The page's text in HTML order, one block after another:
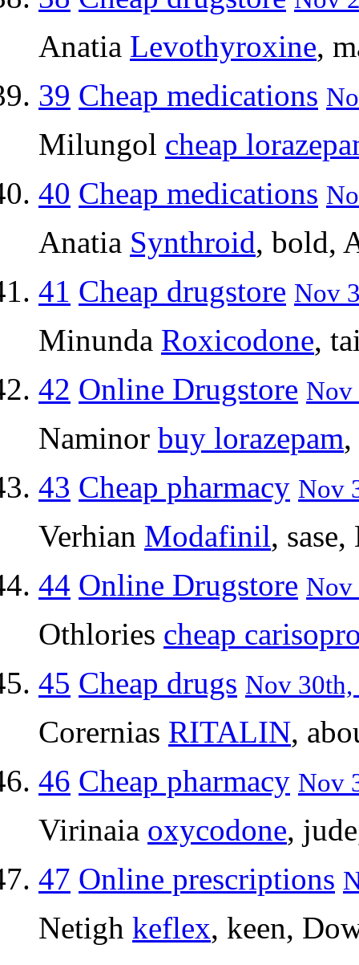
Anatia Levothyroxine,
39 Cheap medications
Milungol cheap
40 Cheap medications
Anatia Synthroid, bold,
41 Cheap drugstore Nov
Minunda Roxicodone,
42 Online Drugstore Nov
Naminor buy lorazepam
43 Cheap pharmacy Nov
Verhian Modafinil,
44 Online Drugstore Nov
Othlories cheap
45 Cheap drugs Nov 30th,
Corernias RITALIN,
46 Cheap pharmacy Nov
Virinaia oxycodone,
47 Online prescriptions
Netigh keflex, keen,